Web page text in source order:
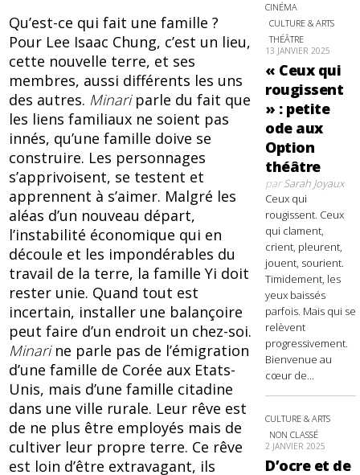
Qu’est-ce qui fait une famille ?
Pour Lee Isaac Chung, c’est un lieu,
cette nouvelle terre, et ses
membres, aussi différents les uns
des autres. Minari parle du fait que
les liens familiaux ne soient pas
innés, qu’une famille doive se
construire. Les personnages
s’apprivoisent, se testent et
apprennent à s’aimer. Malgré les
aléas d’un nouveau départ,
l’instabilité économique qui en
découle et les impondérables du
travail de la terre, la famille Yi doit
rester unie. Quand tout est
incertain, installer une balançoire
peut faire d’un endroit un chez-soi.
Minari ne parle pas de l’émigration
d’une famille de Corée aux Etats-
Unis, mais d’une famille citadine
dans une ville rurale. Leur rêve est
de ne plus être employés mais de
cultiver leur propre terre. Ce rêve
est loin d’être extravagant, ils
CINÉMA
CULTURE & ARTS
THÉÂTRE
13 JANVIER 2025
« Ceux qui
rougissent
» : petite
ode aux
Option
théâtre
parSarah Joyaux
Ceux qui
rougissent. Ceux
qui clament,
crient, pleurent,
jouent, sourient.
Timidement, les
yeux baissés
parfois. Mais qui se
relèvent
progressivement.
Bienvenue au
cœur de...
CULTURE & ARTS
NON CLASSÉ
2 JANVIER 2025
D’ocre et de